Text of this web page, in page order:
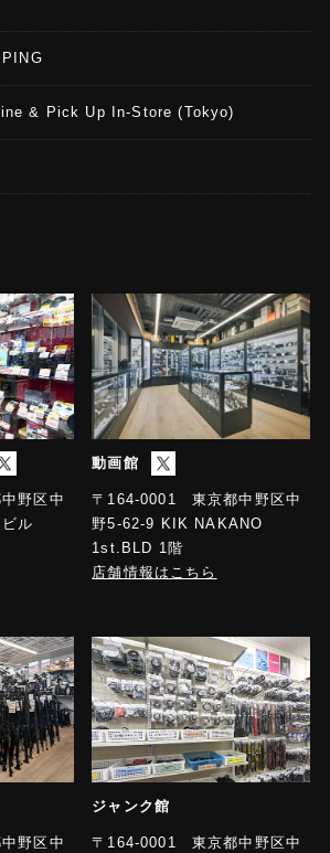
& Pick Up In-Store (Tokyo)
野区中
ル
動画館
〒164-0001 東京都中野区中
野5-62-9 KIK NAKANO
1st.BLD 1階
店舗情報はこちら
野区中
ジャンク館
〒164-0001 東京都中野区中